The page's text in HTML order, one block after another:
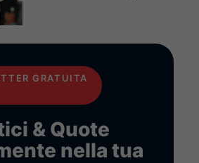
GRATUITA
& Quote
nella tua